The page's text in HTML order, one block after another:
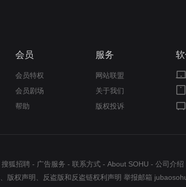
会员
会员特权
会员剧场
帮助
服务
网站联盟
关于我们
版权投诉
搜狐招聘 - 广告服务 - 联系方式 - About SOHU - 公司介绍
版权声明 反盗版和反盗链权利声明 举报邮箱